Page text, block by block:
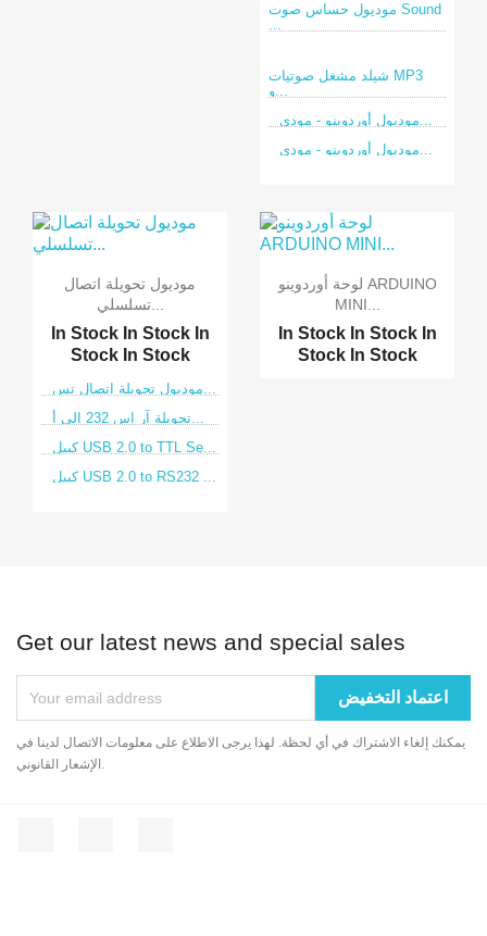
موديول حساس صوت Sound
...
شيلد مشغل صوتيات MP3
و...
موديول أوردوينو - مودي...
موديول أوردوينو - مودي...
موديول تحويلة اتصال
تسلسلي...
In Stock In Stock In
Stock In Stock
كيبل USB 2.0 to TTL Se...
كيبل USB 2.0 to RS232 ...
لوحة أوردوينو ARDUINO
MINI...
In Stock In Stock In
Stock In Stock
Get our latest news and special sales
يمكنك إلغاء الاشتراك في أي لحظة. لهذا يرجى الاطلاع على معلومات الاتصال لدينا في